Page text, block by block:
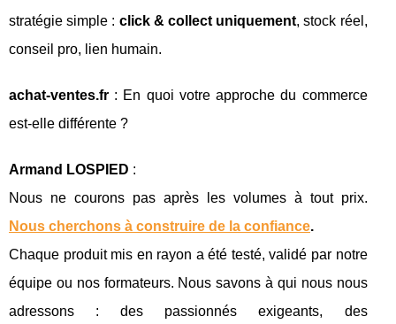
stratégie simple : click & collect uniquement, stock réel,
conseil pro, lien humain.
achat-ventes.fr : En quoi votre approche du commerce
est-elle différente ?
Armand LOSPIED :
Nous ne courons pas après les volumes à tout prix.
Nous cherchons à construire de la confiance.
Chaque produit mis en rayon a été testé, validé par notre
équipe ou nos formateurs. Nous savons à qui nous nous
adressons : des passionnés exigeants, des